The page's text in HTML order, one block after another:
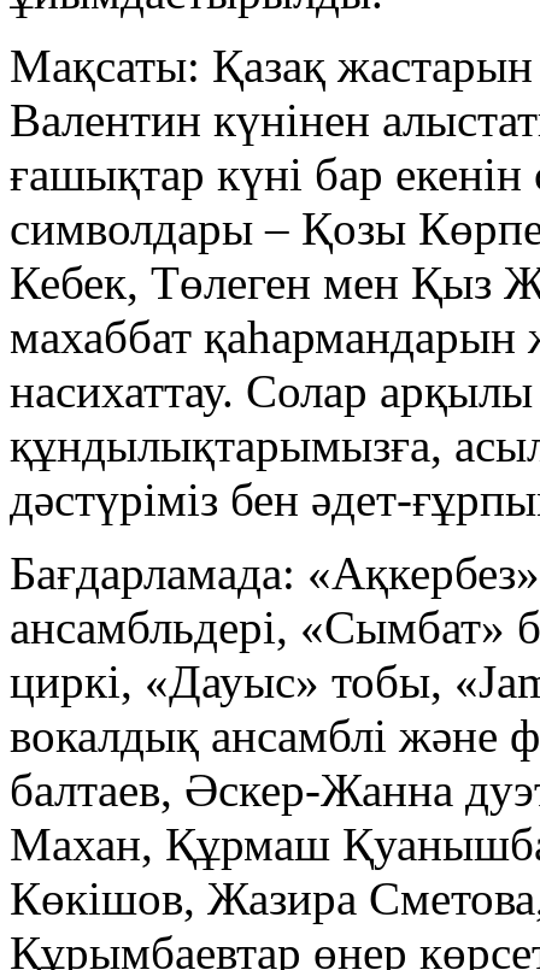
Мақсаты: Қазақ жастарын
Валентин күнінен
ғашықтар күні бар
символдары – Қозы
Кебек, Төлеген мен Қыз
махаббат қаһармандарын
насихаттау. Солар
құндылықтарымызға,
дәстүріміз бен әдет-
Бағдарламада:
ансамбльдері, «Сымбат»
циркі, «Дауыс» тобы,
вокалдық ансамблі және
балтаев, Әскер-Жанна
Махан, Құрмаш
Көкішов, Жазира
Құрымбаевтар өнер